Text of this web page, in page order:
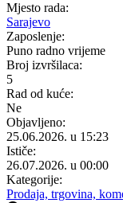
Mjesto rada:
Sarajevo
Zaposlenje:
Puno radno vrijeme
Broj izvršilaca:
5
Rad od kuće:
Ne
Objavljeno:
25.06.2026. u 15:23
Ističe:
26.07.2026. u 00:00
Kategorije:
Prodaja, trgovina,